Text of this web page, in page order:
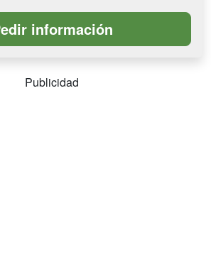
Publicidad